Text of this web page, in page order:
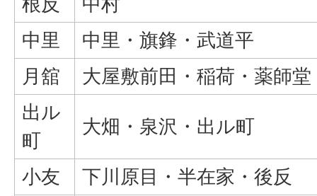
中里
中里・旗鋒・武道平
月舘
大屋敷前田・稲荷・薬師
出ル
町
大畑・泉沢・出ル町
小友
下川原目・半在家・後反